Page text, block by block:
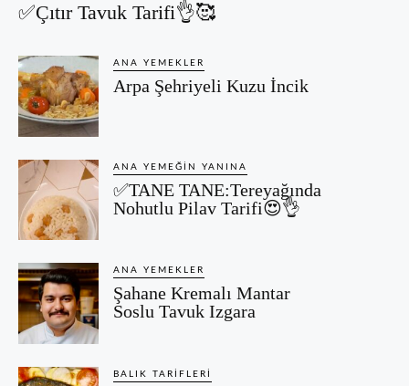
✅Çıtır Tavuk Tarifi👌🥰
ANA YEMEKLER
Arpa Şehriyeli Kuzu İncik
ANA YEMEĞIN YANINA
✅TANE TANE:Tereyağında
Nohutlu Pilav Tarifi😍👌
ANA YEMEKLER
Şahane Kremalı Mantar
Soslu Tavuk Izgara
BALIK TARIFLERI